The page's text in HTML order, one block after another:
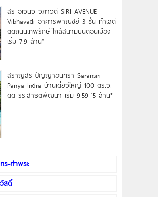
สิริ อเวนิว วิภาวดี SIRI AVENUE
Vibhavadi อาคารพาณิชย์ 3 ชั้น ทำเลดี
ติดถนนเทพรักษ์ ใกล้สนามบินดอนเมือง
เริ่ม 7.9 ล้าน*
สราญสิริ ปัญญาอินทรา Saransiri
Panya Indra บ้านเดี่ยวใหญ่ 100 ตร.ว.
ดิด รร.สาธิตพัฒนา เริ่ม 9.59-15 ล้าน*
ทร-ท่าพระ
สดิ์